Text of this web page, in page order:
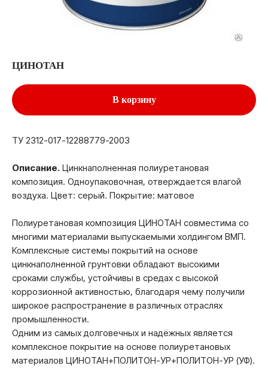
ЦИНОТАН
В корзину
ТУ 2312-017-12288779-2003
Описание. Цинкнаполненная полиуретановая
композиция. Одноупаковочная, отверждается влагой
воздуха. Цвет: серый. Покрытие: матовое
Полиуретановая композиция ЦИНОТАН совместима со
многими материалами выпускаемыми холдингом ВМП.
Комплексные системы покрытий на основе
цинкнаполненной грунтовки обладают высокими
сроками службы, устойчивы в средах с высокой
коррозионной активностью, благодаря чему получили
широкое распространение в различных отраслях
промышленности.
Одним из самых долговечных и надёжных является
комплексное покрытие на основе полиуретановых
материалов ЦИНОТАН+ПОЛИТОН-УР+ПОЛИТОН-УР (УФ).